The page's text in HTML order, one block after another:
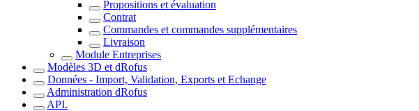
Propositions et évaluation
Contrat
Commandes et commandes supplémentaires
Livraison
Module Entreprises
Modèles 3D et dRofus
Données - Import, Validation, Exports et Echange
Administration dRofus
API.